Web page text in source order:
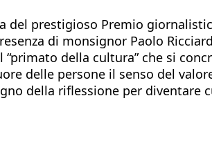
prestigioso Premio
di monsignor Paolo
della cultura” che si
delle persone il senso del
della riflessione per diventare